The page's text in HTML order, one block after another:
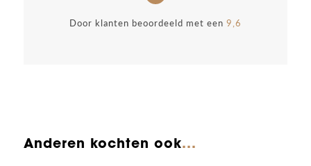
Door klanten beoordeeld met een 9,6
Anderen kochten ook